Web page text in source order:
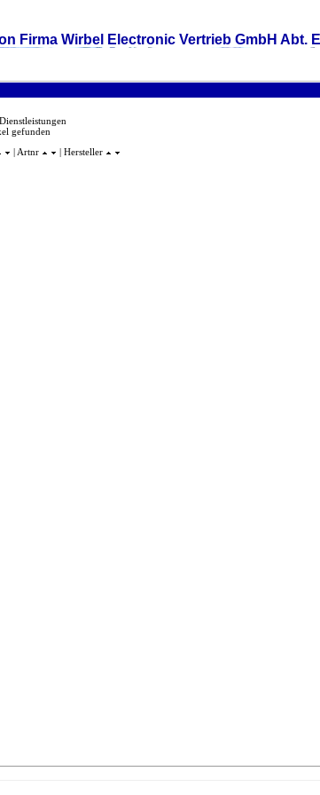
Firma Wirbel Electronic Vertrieb GmbH Abt.
Dienstleistungen
gefunden
| Artnr | Hersteller